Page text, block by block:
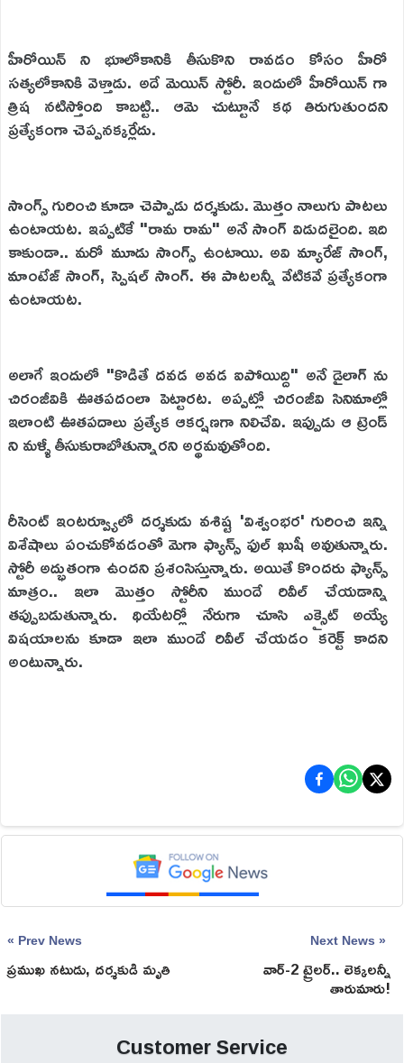
హీరోయిన్ ని భూలోకానికి తీసుకొని రావడం కోసం హీరో
సత్యలోకానికి వెళ్తాడు. అదే మెయిన్ స్టోరీ. ఇందులో హీరోయిన్ గా
త్రిష నటిస్తోంది కాబట్టి.. ఆమె చుట్టూనే కథ తిరుగుతుందని
ప్రత్యేకంగా చెప్పనక్కర్లేదు.
సాంగ్స్ గురించి కూడా చెప్పాడు దర్శకుడు. మొత్తం నాలుగు పాటలు
ఉంటాయట. ఇప్పటికే "రామ రామ" అనే సాంగ్ విడుదలైంది. ఇది
కాకుండా.. మరో మూడు సాంగ్స్ ఉంటాయి. అవి మ్యారేజ్ సాంగ్,
మాంటేజ్ సాంగ్, స్పెషల్ సాంగ్. ఈ పాటలన్నీ వేటికవే ప్రత్యేకంగా
ఉంటాయట.
అలాగే ఇందులో "కొడితే దవడ అవడ ఐపోయిద్ది" అనే డైలాగ్ ను
చిరంజీవికి ఊతపదంలా పెట్టారట. అప్పట్లో చిరంజీవి సినిమాల్లో
ఇలాంటి ఊతపదాలు ప్రత్యేక ఆకర్షణగా నిలిచేవి. ఇప్పుడు ఆ ట్రెండ్
ని మళ్ళీ తీసుకురాబోతున్నారని అర్థమవుతోంది.
రీసెంట్ ఇంటర్వ్యూలో దర్శకుడు వశిష్ట 'విశ్వంభర' గురించి ఇన్ని
విశేషాలు పంచుకోవడంతో మెగా ఫ్యాన్స్ ఫుల్ ఖుషీ అవుతున్నారు.
స్టోరీ అద్భుతంగా ఉందని ప్రశంసిస్తున్నారు. అయితే కొందరు ఫ్యాన్స్
మాత్రం.. ఇలా మొత్తం స్టోరీని ముందే రివీల్ చేయడాన్ని
తప్పుబడుతున్నారు. థియేటర్లో నేరుగా చూసి ఎక్సైట్ అయ్యే
విషయాలను కూడా ఇలా ముందే రివీల్ చేయడం కరెక్ట్ కాదని
అంటున్నారు.
« Prev News
ప్రముఖ నటుడు, దర్శకుడి మృతి
Next News »
వార్-2 ట్రైలర్.. లెక్కలన్నీ
తారుమారు!
Customer Service